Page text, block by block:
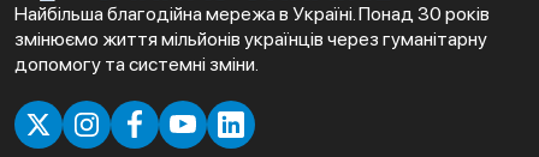
Найбільша благодійна мережа в Україні. Понад 30 років
змінюємо життя мільйонів українців через гуманітарну
допомогу та системні зміни.